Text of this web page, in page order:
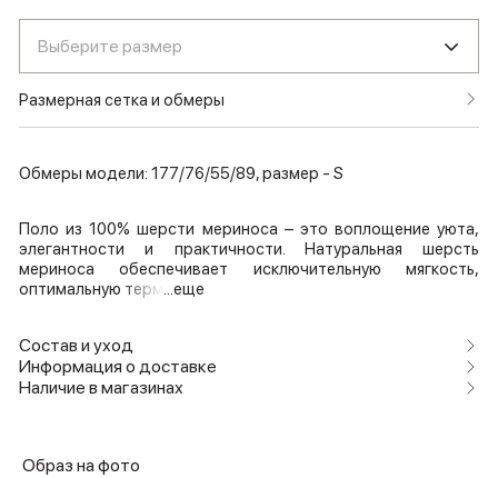
Выберите размер
Размерная сетка и обмеры
Обмеры модели: 177/76/55/89, размер - S
Поло из 100% шерсти мериноса – это воплощение уюта,
элегантности и практичности. Натуральная шерсть
мериноса обеспечивает исключительную мягкость,
оптимальную терм ...еще
Состав и уход
Информация о доставке
Наличие в магазинах
Образ на фото